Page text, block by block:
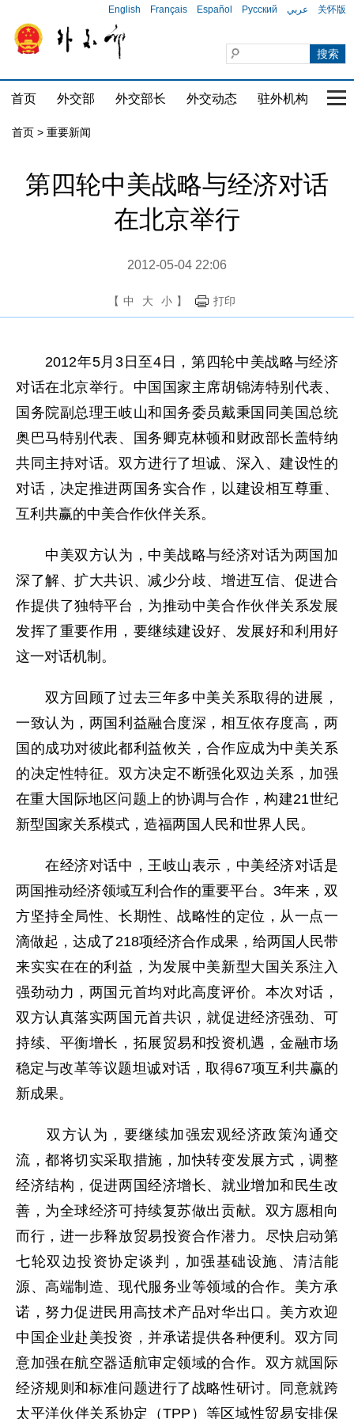
English Français Español Русский عربي 关怀版
首页 外交部 外交部长 外交动态 驻外机构 国
首页 > 重要新闻
第四轮中美战略与经济对话
在北京举行
2012-05-04 22:06
【 中 大 小 】 打印
2012年5月3日至4日，第四轮中美战略与经济
对话在北京举行。中国国家主席胡锦涛特别代表、
国务院副总理王岐山和国务委员戴秉国同美国总统
奥巴马特别代表、国务卿克林顿和财政部长盖特纳
共同主持对话。双方进行了坦诚、深入、建设性的
对话，决定推进两国务实合作，以建设相互尊重、
互利共赢的中美合作伙伴关系。
中美双方认为，中美战略与经济对话为两国加
深了解、扩大共识、减少分歧、增进互信、促进合
作提供了独特平台，为推动中美合作伙伴关系发展
发挥了重要作用，要继续建设好、发展好和利用好
这一对话机制。
双方回顾了过去三年多中美关系取得的进展，
一致认为，两国利益融合度深，相互依存度高，两
国的成功对彼此都利益攸关，合作应成为中美关系
的决定性特征。双方决定不断强化双边关系，加强
在重大国际地区问题上的协调与合作，构建21世纪
新型国家关系模式，造福两国人民和世界人民。
在经济对话中，王岐山表示，中美经济对话是
两国推动经济领域互利合作的重要平台。3年来，双
方坚持全局性、长期性、战略性的定位，从一点一
滴做起，达成了218项经济合作成果，给两国人民带
来实实在在的利益，为发展中美新型大国关系注入
强劲动力，两国元首均对此高度评价。本次对话，
双方认真落实两国元首共识，就促进经济强劲、可
持续、平衡增长，拓展贸易和投资机遇，金融市场
稳定与改革等议题坦诚对话，取得67项互利共赢的
新成果。
双方认为，要继续加强宏观经济政策沟通交
流，都将切实采取措施，加快转变发展方式，调整
经济结构，促进两国经济增长、就业增加和民生改
善，为全球经济可持续复苏做出贡献。双方愿相向
而行，进一步释放贸易投资合作潜力。尽快启动第
七轮双边投资协定谈判，加强基础设施、清洁能
源、高端制造、现代服务业等领域的合作。美方承
诺，努力促进民用高技术产品对华出口。美方欢迎
中国企业赴美投资，并承诺提供各种便利。双方同
意加强在航空器适航审定领域的合作。双方就国际
经济规则和标准问题进行了战略性研讨。同意就跨
太平洋伙伴关系协定（TPP）等区域性贸易安排保